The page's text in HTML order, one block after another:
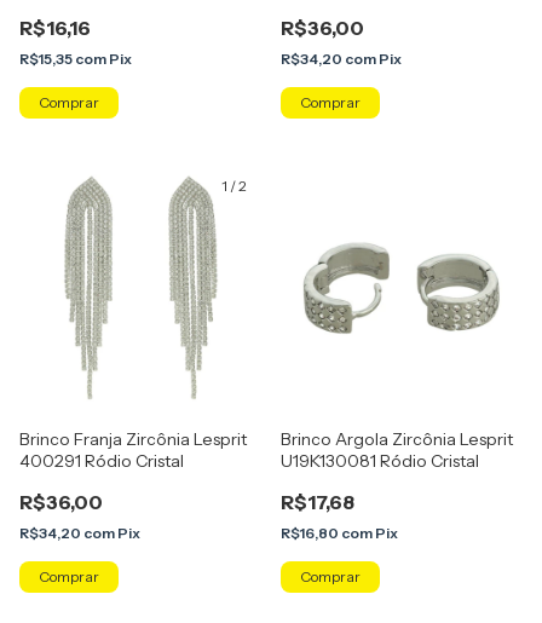
R$16,16
R$15,35 com Pix
R$36,00
R$34,20 com Pix
1 /2
Brinco Franja Zircônia Lesprit
400291 Ródio Cristal
R$36,00
R$34,20 com Pix
Brinco Argola Zircônia Lesprit
U19K130081 Ródio Cristal
R$17,68
R$16,80 com Pix